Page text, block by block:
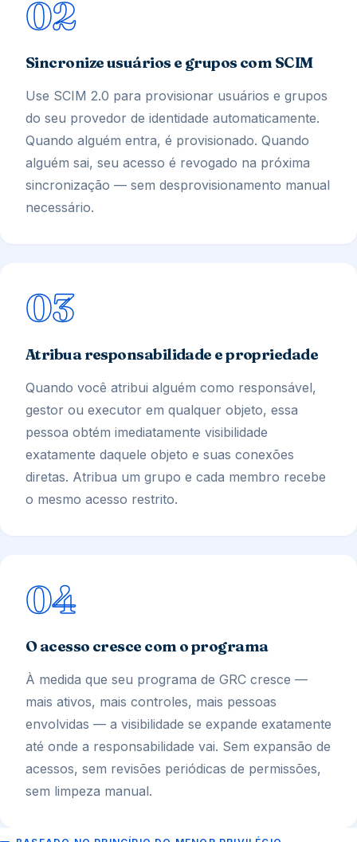
02
Sincronize usuários e grupos com SCIM
Use SCIM 2.0 para provisionar usuários e grupos
do seu provedor de identidade automaticamente.
Quando alguém entra, é provisionado. Quando
alguém sai, seu acesso é revogado na próxima
sincronização — sem desprovisionamento manual
necessário.
03
Atribua responsabilidade e propriedade
Quando você atribui alguém como responsável,
gestor ou executor em qualquer objeto, essa
pessoa obtém imediatamente visibilidade
exatamente daquele objeto e suas conexões
diretas. Atribua um grupo e cada membro recebe
o mesmo acesso restrito.
04
O acesso cresce com o programa
À medida que seu programa de GRC cresce —
mais ativos, mais controles, mais pessoas
envolvidas — a visibilidade se expande exatamente
até onde a responsabilidade vai. Sem expansão de
acessos, sem revisões periódicas de permissões,
sem limpeza manual.